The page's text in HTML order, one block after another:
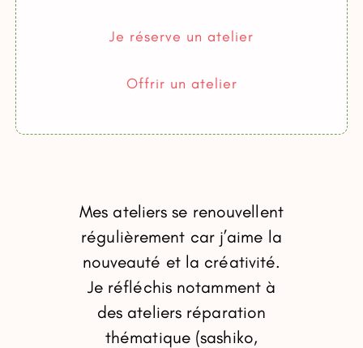
Je réserve un atelier
Offrir un atelier
Mes ateliers se renouvellent
régulièrement car j’aime la
nouveauté et la créativité.
Je réfléchis notamment à
des ateliers réparation
thématique (sashiko,